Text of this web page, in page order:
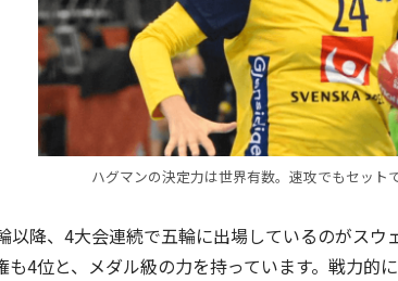
ハグマンの決定力は世界有数。速攻でもセット
以降、4大会連続で五輪に出場しているのがス
も4位と、メダル級の力を持っています。戦力的